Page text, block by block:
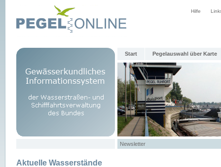
Hilfe
Start Pegelauswahl über Karte
Newsletter
Aktuelle Wasserstände